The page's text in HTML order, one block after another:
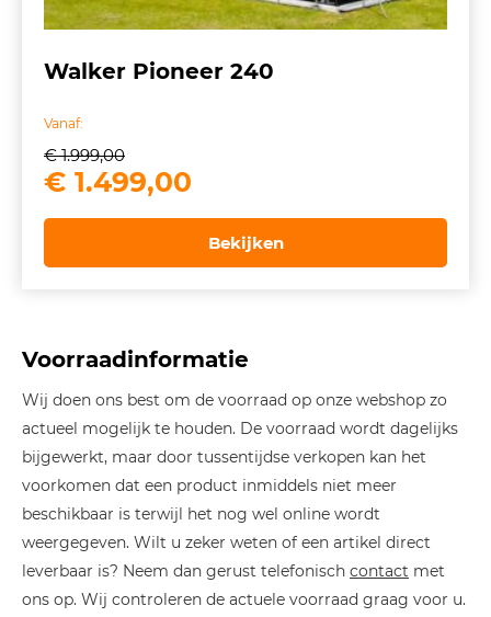
Walker Pioneer 240
Vanaf:
€1.999,00
Oorspronkelijke
€ 1.999,00.
€ 1.499,00
is:
€ 1.499,00.
Bekijken
Voorraadinformatie
Wij doen ons best om de voorraad op onze webshop zo
actueel mogelijk te houden. De voorraad wordt dagelijks
bijgewerkt, maar door tussentijdse verkopen kan het
voorkomen dat een product inmiddels niet meer
beschikbaar is terwijl het nog wel online wordt
weergegeven. Wilt u zeker weten of een artikel direct
leverbaar is? Neem dan gerust telefonisch contact met
ons op. Wij controleren de actuele voorraad graag voor u.